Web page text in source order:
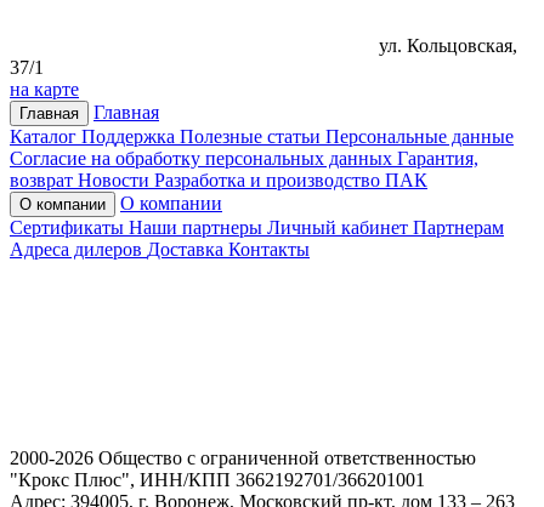
ул. Кольцовская,
37/1
на карте
Главная
Главная
Каталог Поддержка Полезные статьи Персональные данные
Согласие на обработку персональных данных Гарантия,
возврат Новости Разработка и производство ПАК
О компании
О компании
Сертификаты Наши партнеры Личный кабинет Партнерам
Адреса дилеров Доставка Контакты
2000-2026 Общество с ограниченной ответственностью
"Крокс Плюс", ИНН/КПП 3662192701/366201001
Адрес: 394005, г. Воронеж, Московский пр-кт, дом 133 – 263